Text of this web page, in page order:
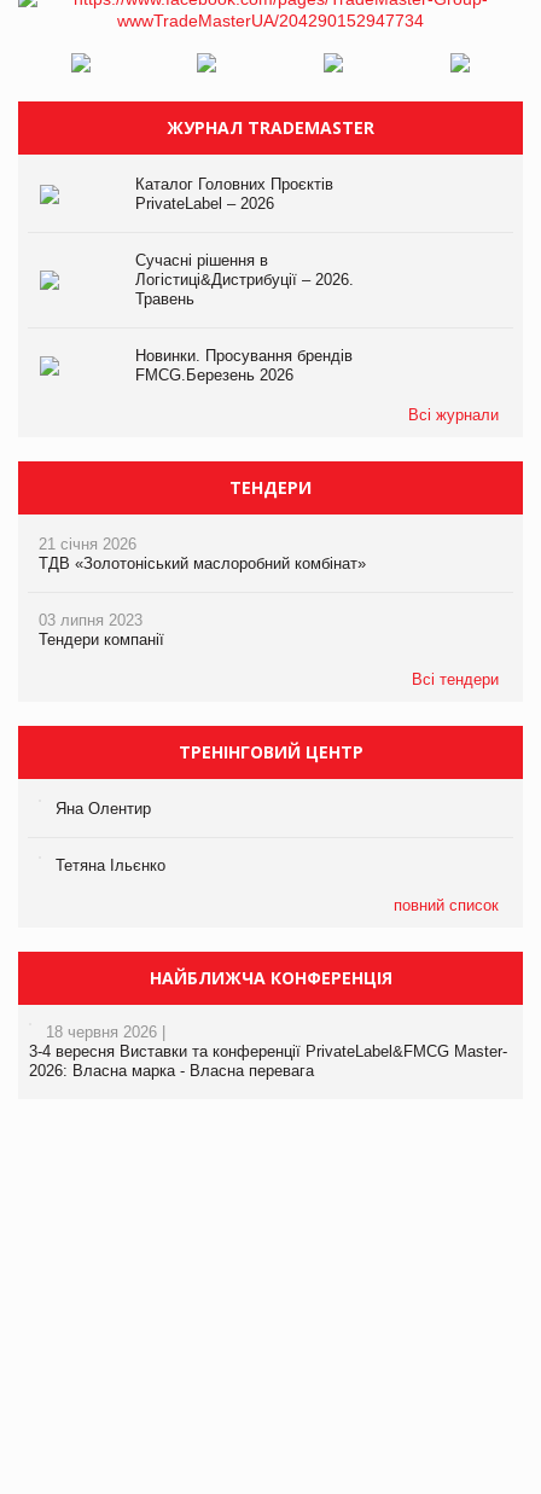
ЖУРНАЛ TRADEMASTER
Каталог Головних Проєктів
PrivateLabel – 2026
Сучасні рішення в
Логістиці&Дистрибуції – 2026.
Травень
Новинки. Просування брендів
FMCG.Березень 2026
Всі журнали
ТЕНДЕРИ
21 січня 2026
ТДВ «Золотоніський маслоробний комбінат»
03 липня 2023
Тендери компанії
Всі тендери
ТРЕНІНГОВИЙ ЦЕНТР
Яна Олентир
Тетяна Ільєнко
повний список
НАЙБЛИЖЧА КОНФЕРЕНЦІЯ
18 червня 2026 |
3-4 вересня Виставки та конференції PrivateLabel&FMCG Master-
2026: Власна марка - Власна перевага